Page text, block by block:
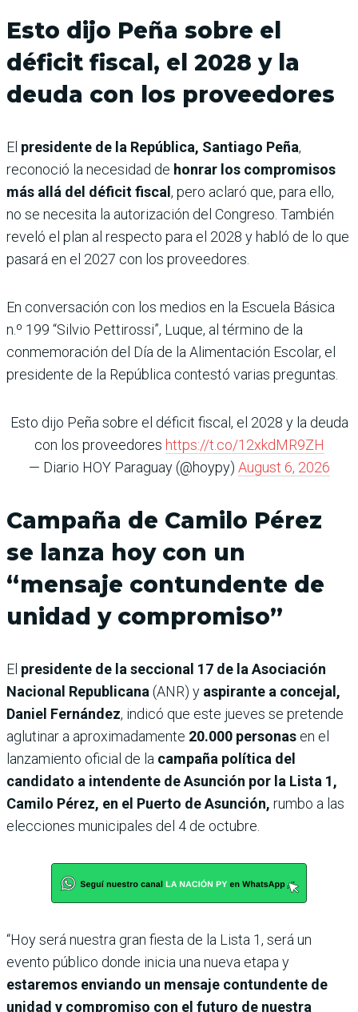
Esto dijo Peña sobre el
déficit fiscal, el 2028 y la
deuda con los proveedores
El presidente de la República, Santiago Peña,
reconoció la necesidad de honrar los compromisos
más allá del déficit fiscal , pero aclaró que, para ello,
no se necesita la autorización del Congreso. También
reveló el plan al respecto para el 2028 y habló de lo que
pasará en el 2027 con los proveedores.
En conversación con los medios en la Escuela Básica
n.º 199 “Silvio Pettirossi”, Luque, al término de la
conmemoración del Día de la Alimentación Escolar, el
presidente de la República contestó varias preguntas.
Esto dijo Peña sobre el déficit fiscal, el 2028 y la deuda
con los proveedores https://t.co/12xkdMR9ZH
— Diario HOY Paraguay (@hoypy) August 6, 2026
Campaña de Camilo Pérez
se lanza hoy con un
“mensaje contundente de
unidad y compromiso”
El presidente de la seccional 17 de la Asociación
Nacional Republicana (ANR) y aspirante a concejal,
Daniel Fernández, indicó que este jueves se pretende
aglutinar a aproximadamente 20.000 personas en el
lanzamiento oficial de la campaña política del
candidato a intendente de Asunción por la Lista 1,
Camilo Pérez, en el Puerto de Asunción, rumbo a las
elecciones municipales del 4 de octubre.
“Hoy será nuestra gran fiesta de la Lista 1, será un
evento público donde inicia una nueva etapa y
estaremos enviando un mensaje contundente de
unidad y compromiso con el futuro de nuestra